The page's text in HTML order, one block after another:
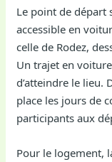
Le point de départ
accessible en
celle de Rodez,
Un trajet en
d’atteindre le lieu.
place les jours de
participants aux
Pour le logement,